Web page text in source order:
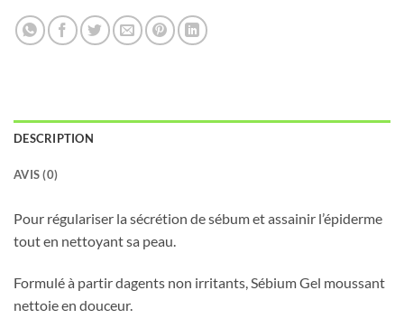
DESCRIPTION
AVIS (0)
Pour régulariser la sécrétion de sébum et assainir l’épiderme
tout en nettoyant sa peau.
Formulé à partir dagents non irritants, Sébium Gel moussant
nettoie en douceur.